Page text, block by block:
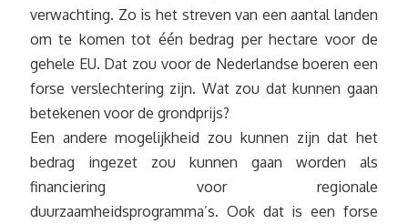
verwachting. Zo is het streven van een aantal landen
om te komen tot één bedrag per hectare voor de
gehele EU. Dat zou voor de Nederlandse boeren een
forse verslechtering zijn. Wat zou dat kunnen gaan
betekenen voor de grondprijs?
Een andere mogelijkheid zou kunnen zijn dat het
bedrag ingezet zou kunnen gaan worden als
financiering voor regionale
duurzaamheidsprogramma’s. Ook dat is een forse